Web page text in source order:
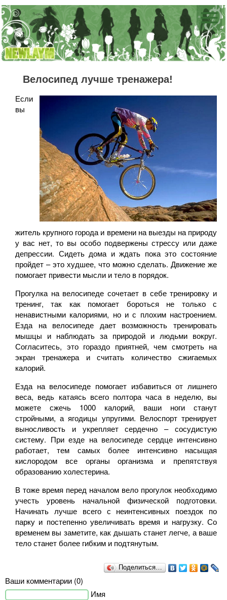
Велосипед лучше тренажера!
Если
вы
житель крупного города и времени на выезды на природу
у вас нет, то вы особо подвержены стрессу или даже
депрессии. Сидеть дома и ждать пока это состояние
пройдет – это худшее, что можно сделать. Движение же
помогает привести мысли и тело в порядок.
Прогулка на велосипеде сочетает в себе тренировку и
тренинг, так как помогает бороться не только с
ненавистными калориями, но и с плохим настроением.
Езда на велосипеде дает возможность тренировать
мышцы и наблюдать за природой и людьми вокруг.
Согласитесь, это гораздо приятней, чем смотреть на
экран тренажера и считать количество сжигаемых
калорий.
Езда на велосипеде помогает избавиться от лишнего
веса, ведь катаясь всего полтора часа в неделю, вы
можете сжечь 1000 калорий, ваши ноги станут
стройными, а ягодицы упругими. Велоспорт тренирует
выносливость и укрепляет сердечно – сосудистую
систему. При езде на велосипеде сердце интенсивно
работает, тем самых более интенсивно насыщая
кислородом все органы организма и препятствуя
образованию холестерина.
В тоже время перед началом вело прогулок необходимо
учесть уровень начальной физической подготовки.
Начинать лучше всего с неинтенсивных поездок по
парку и постепенно увеличивать время и нагрузку. Со
временем вы заметите, как дышать станет легче, а ваше
тело станет более гибким и подтянутым.
Поделиться…
Ваши комментарии (0)
Имя